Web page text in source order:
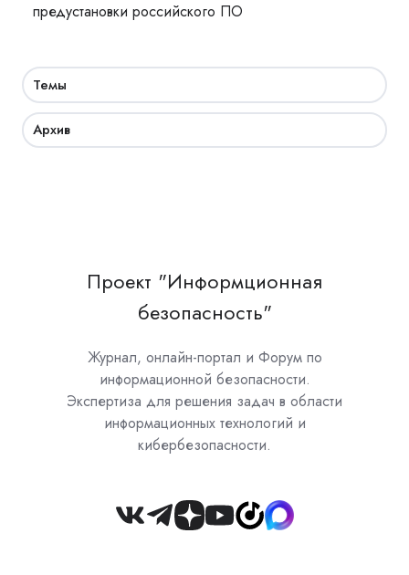
предустановки российского ПО
Темы
Архив
Проект "Информционная
безопасность"
Журнал, онлайн-портал и Форум по
информационной безопасности.
Экспертиза для решения задач в области
информационных технологий и
кибербезопасности.
Join